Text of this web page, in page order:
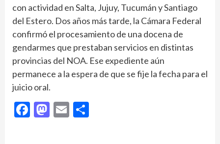
con actividad en Salta, Jujuy, Tucumán y Santiago
del Estero. Dos años más tarde, la Cámara Federal
confirmó el procesamiento de una docena de
gendarmes que prestaban servicios en distintas
provincias del NOA. Ese expediente aún
permanece a la espera de que se fije la fecha para el
juicio oral.
Facebook
Mastodon
Email